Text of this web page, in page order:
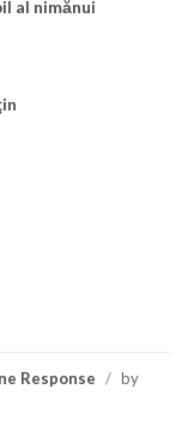
al nimănui
Response / by